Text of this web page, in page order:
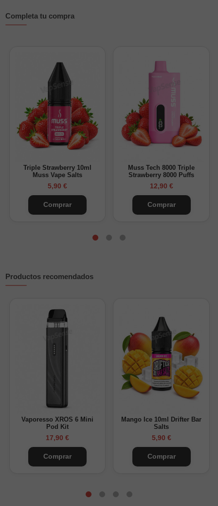
Modelo:
20mg/ml de sales de nicotina
Formato:vaper desechable compacto
listo para vapear, sin recargas ni configuraciones
Una buena elección para quienes buscan un desechable
pequeño con un sabor dulce, afrutado y bien definido.
Descubre otros sabores de Muss desechables
disponibles
en Vapsense.
Completa tu compra
Triple Strawberry 10ml
Muss Vape Salts
5,90 €
Comprar
Muss Tech 8000 Triple
Strawberry 8000 Puffs
12,90 €
Comprar
Productos recomendados
Vaporesso XROS 6 Mini
Pod Kit
17,90 €
Comprar
Mango Ice 10ml Drifter Bar
Salts
5,90 €
Comprar